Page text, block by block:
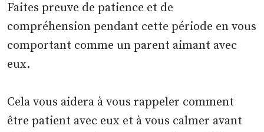
Faites preuve de patience et de
compréhension pendant cette période en vous
comportant comme un parent aimant avec
eux.
Cela vous aidera à vous rappeler comment
être patient avec eux et à vous calmer avant